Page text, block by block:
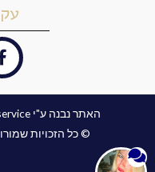
האתר נבנה ע"י webservice ​ בניית אתרים ברמה אחרת
© כל הזכויות